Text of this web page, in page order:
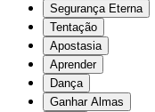
Segurança Eterna
Tentação
Apostasia
Aprender
Dança
Ganhar Almas